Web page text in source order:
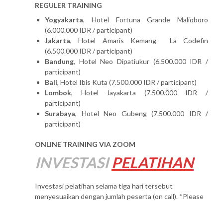
REGULER TRAINING
Yogyakarta, Hotel Fortuna Grande Malioboro
(6.000.000 IDR / participant)
Jakarta, Hotel Amaris Kemang La Codefin
(6.500.000 IDR / participant)
Bandung, Hotel Neo Dipatiukur (6.500.000 IDR /
participant)
Bali, Hotel Ibis Kuta (7.500.000 IDR / participant)
Lombok, Hotel Jayakarta (7.500.000 IDR /
participant)
Surabaya, Hotel Neo Gubeng (7.500.000 IDR /
participant)
ONLINE TRAINING VIA ZOOM
INVESTASI PELATIHAN
Investasi pelatihan selama tiga hari tersebut
menyesuaikan dengan jumlah peserta (on call). *Please